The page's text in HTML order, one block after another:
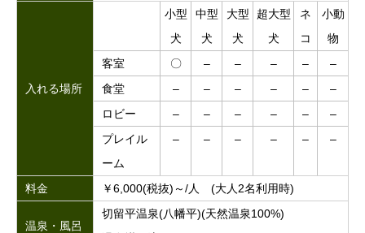
入れる場所
小型
犬
中型
犬
大型
犬
超大型
犬
ネ
コ
小動
物
客室
〇 – – – –
–
食堂
– – – – –
–
ロビー
– – – – –
–
プレイル
ーム
– – – – – –
料金 ￥6,000(税抜)～/人 (大人2名利用時)
温泉・風呂
切留平温泉(八幡平)(天然温泉100%)